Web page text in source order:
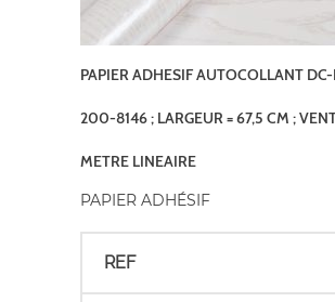
PAPIER ADHESIF AUTOCOLLANT DC-
200-8146 ; LARGEUR = 67,5 CM ;
METRE LINEAIRE
PAPIER ADHÉSIF
REF